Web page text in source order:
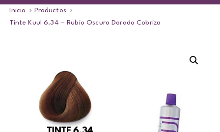
Inicio
Productos
Tinte Kuul 6.34 – Rubio Oscuro Dorado Cobrizo